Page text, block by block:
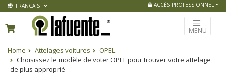
FRANCAIS ACCÈS PROFESSIONNEL
MENU
Home Attelages voitures
OPEL
Choisissez le modèle de voter OPEL pour trouver votre attelage
de plus approprié